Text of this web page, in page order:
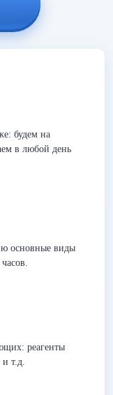
будем на
в любой день
основные виды
реагенты
т.д.